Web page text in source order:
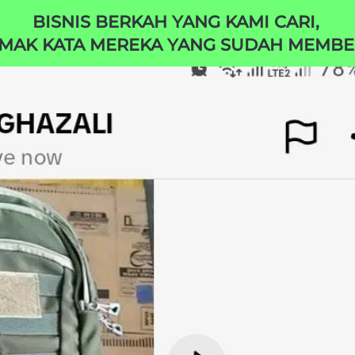
BISNIS BERKAH YANG KAMI CARI,
KATA MEREKA YANG SUDAH